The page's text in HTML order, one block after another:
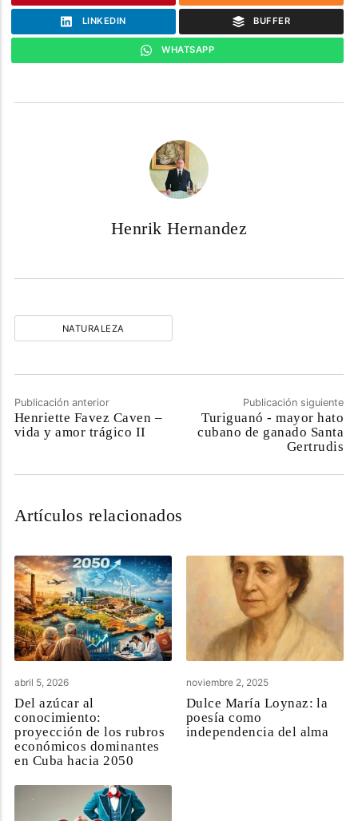
LINKEDIN BUFFER
WHATSAPP
Henrik Hernandez
NATURALEZA
Publicación anterior
Henriette Favez Caven –
vida y amor trágico II
Publicación siguiente
Turiguanó - mayor hato
cubano de ganado Santa
Gertrudis
Artículos relacionados
abril 5, 2026
Del azúcar al
conocimiento:
proyección de los rubros
económicos dominantes
en Cuba hacia 2050
noviembre 2, 2025
Dulce María Loynaz: la
poesía como
independencia del alma